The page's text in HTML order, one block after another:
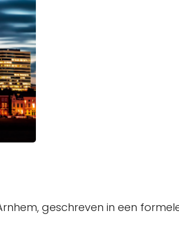
geschreven in een